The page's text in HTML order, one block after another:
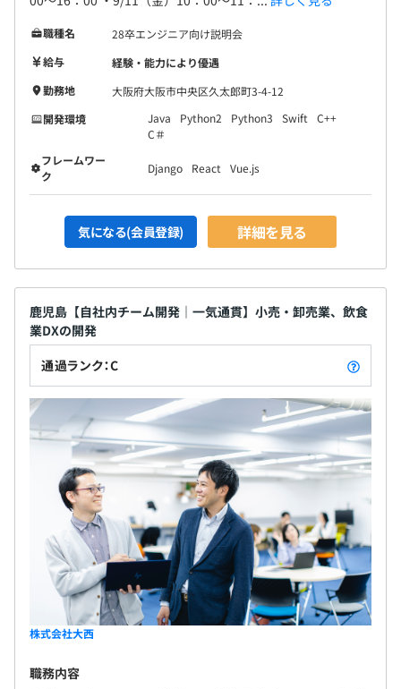
職種名
28卒エンジニア向け説明会
給与
経験・能力により優遇
勤務地
大阪府大阪市中央区久太郎町3-4-12
開発環境
Java Python2 Python3 Swift
C++
C＃
フレームワー
ク
Django React Vue.js
気になる(会員登録) 詳細を見る
鹿児島【自社内チーム開発｜一気通貫】小売・卸売業、飲食
業DXの開発
通過ランク：C
株式会社大西
職務内容